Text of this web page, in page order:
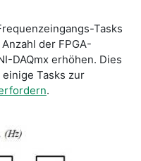
Tasks
der FPGA-
DAQmx erhöhen. Dies
Tasks zur
.